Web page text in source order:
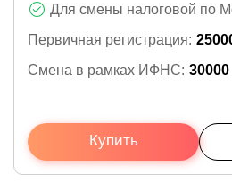
Для смены налоговой по
Первичная регистрация:
Смена в рамках ИФНС: 30000
Купить